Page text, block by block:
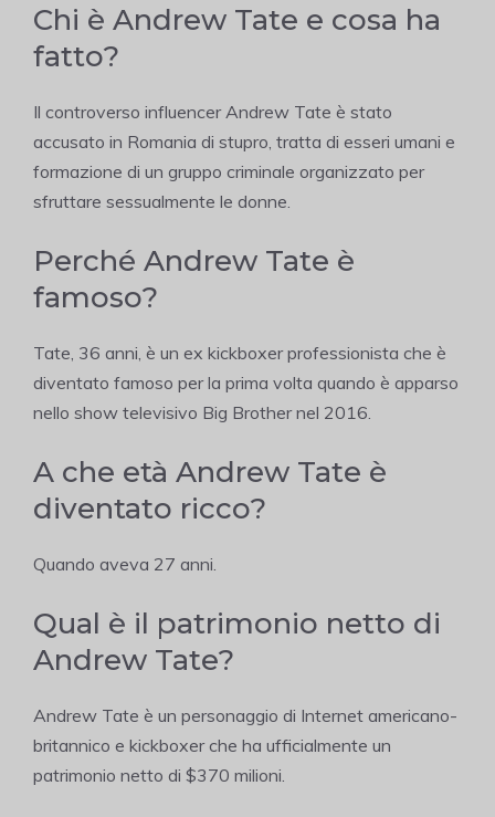
Chi è Andrew Tate e cosa ha
fatto?
Il controverso influencer Andrew Tate è stato
accusato in Romania di stupro, tratta di esseri umani e
formazione di un gruppo criminale organizzato per
sfruttare sessualmente le donne.
Perché Andrew Tate è
famoso?
Tate, 36 anni, è un ex kickboxer professionista che è
diventato famoso per la prima volta quando è apparso
nello show televisivo Big Brother nel 2016.
A che età Andrew Tate è
diventato ricco?
Quando aveva 27 anni.
Qual è il patrimonio netto di
Andrew Tate?
Andrew Tate è un personaggio di Internet americano-
britannico e kickboxer che ha ufficialmente un
patrimonio netto di $370 milioni.